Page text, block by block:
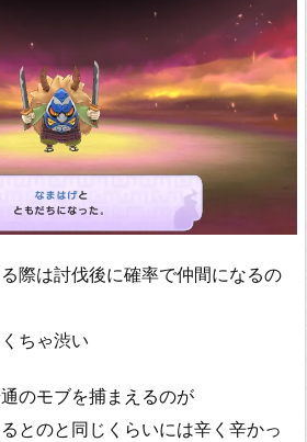
際は討伐後に確率で仲間になるの
ちゃ渋い
のモブを捕まえるのが
とのと同じくらいには辛く辛かっ